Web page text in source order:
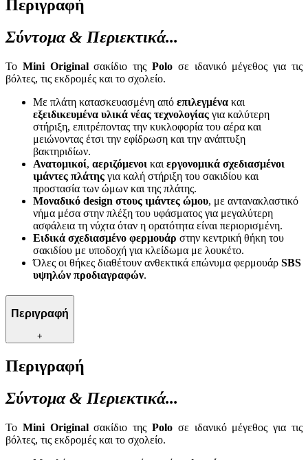
Περιγραφή
Σύντομα & Περιεκτικά...
Το Mini Originalσακίδιο τηςPolo σε ιδανικό μέγεθος για τις
βόλτες, τις εκδρομές και τo σχολείο.
Με πλάτη κατασκευασμένη από επιλεγμένα και
εξειδικευμένα υλικά νέας τεχνολογίας για καλύτερη
στήριξη, επιτρέποντας την κυκλοφορία του αέρα και
μειώνοντας έτσι την εφίδρωση και την ανάπτυξη
βακτηριδίων.
Ανατομικοί, αεριζόμενοι και εργονομικά σχεδιασμένοι
ιμάντες πλάτης για καλή στήριξη του σακιδίου και
προστασία των ώμων και της πλάτης.
Μοναδικό design στους ιμάντες ώμου, με αντανακλαστικό
νήμα μέσα στην πλέξη του υφάσματος για μεγαλύτερη
ασφάλεια τη νύχτα όταν η ορατότητα είναι περιορισμένη.
Ειδικά σχεδιασμένο φερμουάρ στην κεντρική θήκη του
σακιδίου με υποδοχή για κλείδωμα με λουκέτο.
Όλες οι θήκες διαθέτουν ανθεκτικά επώνυμα φερμουάρ SBS
υψηλών προδιαγραφών.
Περιγραφή
+
Περιγραφή
Σύντομα & Περιεκτικά...
Το Mini Originalσακίδιο τηςPolo σε ιδανικό μέγεθος για τις
βόλτες, τις εκδρομές και τo σχολείο.